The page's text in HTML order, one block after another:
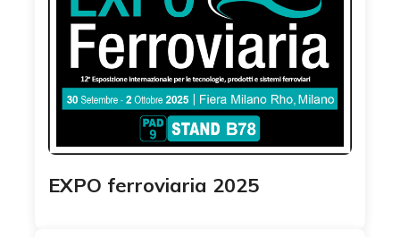
EXPO ferroviaria 2025